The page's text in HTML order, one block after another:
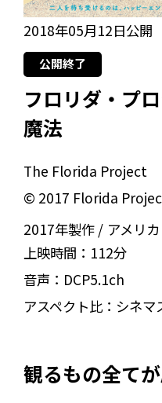
2018年05月12日公開
公開終了
フロリダ・プ
魔法
The Florida Project
© 2017 Florida
2017年製作
アメリカ
上映時間： 112分
音声： DCP5.1ch
アスペクト比： シネマ
観るもの全てが